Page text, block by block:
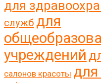
для
служб для
учреждений
салонов красоты для